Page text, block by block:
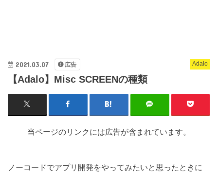
Adalo
2021.03.07 広告
【Adalo】Misc SCREENの種類
当ページのリンクには広告が含まれています。
ノーコードでアプリ開発をやってみたいと思ったときに